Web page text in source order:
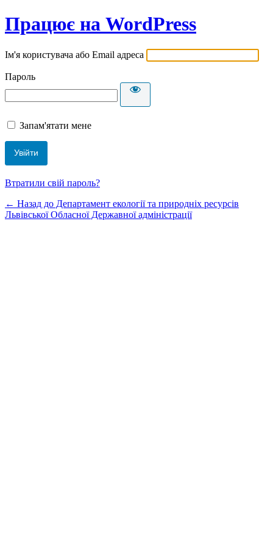
Працює на WordPress
Ім'я користувача або Email адреса
Пароль
Запам'ятати мене
Втратили свій пароль?
← Назад до Департамент екології та природніх ресурсів
Львівської Обласної Державної адміністрації